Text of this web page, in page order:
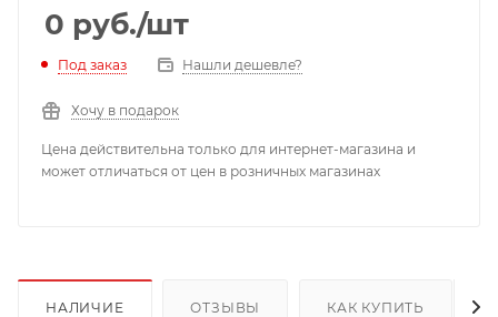
0 руб./шт
Под заказ Нашли дешевле?
Хочу в подарок
Цена действительна только для интернет-магазина и
может отличаться от цен в розничных магазинах
НАЛИЧИЕ ОТЗЫВЫ КАК КУПИТЬ